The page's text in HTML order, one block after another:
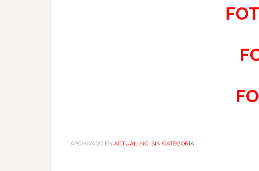
ARCHIVADO EN:ACTUAL, NC, SIN CATEGORÍA